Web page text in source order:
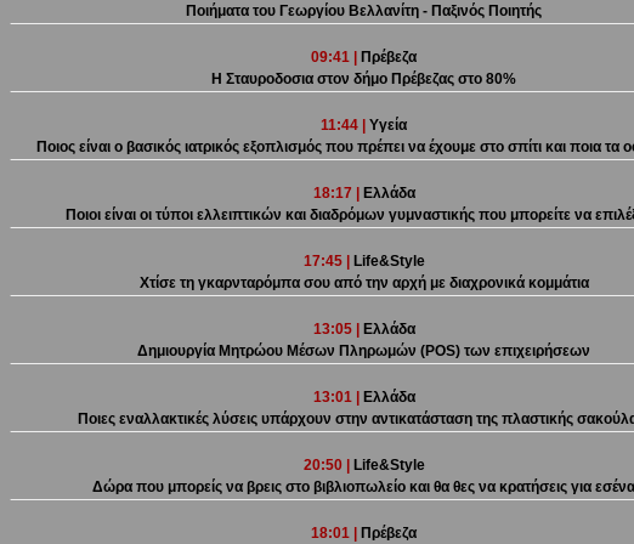
Ποιήματα του Γεωργίου Βελλανίτη - Παξινός Ποιητής
09:41 |Πρέβεζα
Η Σταυροδοσια στον δήμο Πρέβεζας στο 80%
11:44 |Υγεία
Ποιος είναι ο βασικός ιατρικός εξοπλισμός που πρέπει να έχουμε στο σπίτι και ποια τα
18:17 | Ελλάδα
Ποιοι είναι οι τύποι ελλειπτικών και διαδρόμων γυμναστικής που μπορείτε να
17:45 | Life&Style
Χτίσε τη γκαρνταρόμπα σου από την αρχή με διαχρονικά κομμάτια
13:05 | Ελλάδα
Δημιουργία Μητρώου Μέσων Πληρωμών (POS) των επιχειρήσεων
13:01 | Ελλάδα
Ποιες εναλλακτικές λύσεις υπάρχουν στην αντικατάσταση της πλαστικής
20:50 | Life&Style
Δώρα που μπορείς να βρεις στο βιβλιοπωλείο και θα θες να κρατήσεις για εσένα
18:01 |Πρέβεζα